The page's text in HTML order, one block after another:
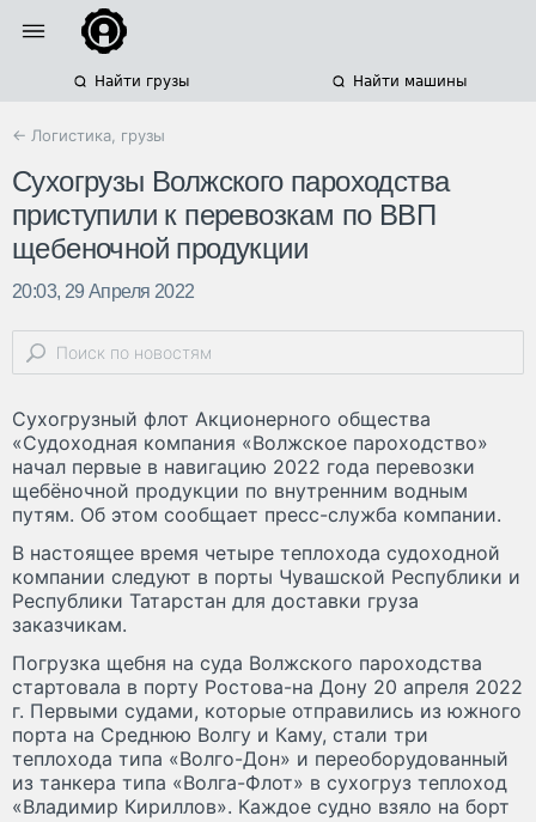
Найти грузы Найти машины
← Логистика, грузы
Сухогрузы Волжского пароходства
приступили к перевозкам по ВВП
щебеночной продукции
20:03, 29 Апреля 2022
Сухогрузный флот Акционерного общества
«Судоходная компания «Волжское пароходство»
начал первые в навигацию 2022 года перевозки
щебёночной продукции по внутренним водным
путям. Об этом сообщает пресс-служба компании.
В настоящее время четыре теплохода судоходной
компании следуют в порты Чувашской Республики и
Республики Татарстан для доставки груза
заказчикам.
Погрузка щебня на суда Волжского пароходства
стартовала в порту Ростова-на Дону 20 апреля 2022
г. Первыми судами, которые отправились из южного
порта на Среднюю Волгу и Каму, стали три
теплохода типа «Волго-Дон» и переоборудованный
из танкера типа «Волга-Флот» в сухогруз теплоход
«Владимир Кириллов». Каждое судно взяло на борт